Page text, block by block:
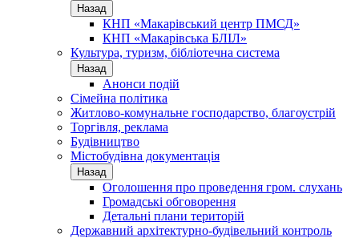
Назад
КНП «Макарівський центр ПМСД»
КНП «Макарівська БЛІЛ»
Культура, туризм, бібліотечна система
Назад
Анонси подій
Сімейна політика
Житлово-комунальне господарство, благоустрій
Торгівля, реклама
Будівництво
Містобудівна документація
Назад
Оголошення про проведення гром. слухань
Громадські обговорення
Детальні плани територій
Державний архітектурно-будівельний контроль